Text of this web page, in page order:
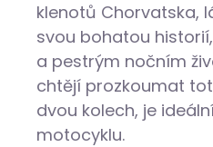
klenotů Chorvatska,
svou bohatou
a pestrým nočním
chtějí prozkoumat
dvou kolech, je
motocyklu.